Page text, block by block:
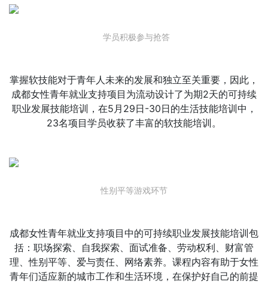
学员积极参与抢答
掌握软技能对于青年人未来的发展和独立至关重要，因此，
成都女性青年就业支持项目 为流动设计了为期2天的可持续
职业发展技能培训，在5月29日-30日的生活技能培训中，
23名项目学员收获了丰富的软技能培训。
性别平等游戏环节
成都女性青年就业支持项目中的可持续职业发展技能培训包
括：职场探索、自我探索、面试准备、劳动权利、财富管
理、性别平等、爱与责任、网络素养。课程内容有助于女性
青年们适应新的城市工作和生活环境，在保护好自己的前提